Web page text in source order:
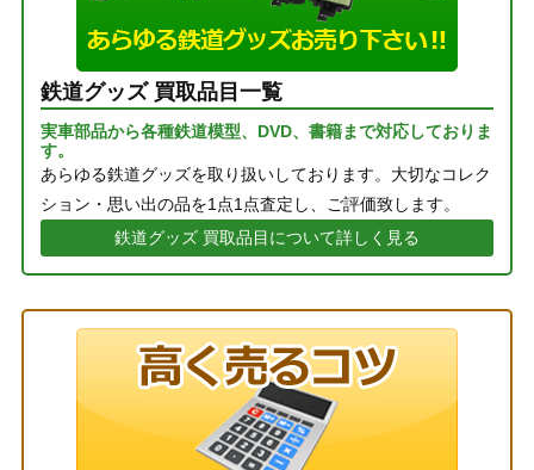
鉄道グッズ 買取品目一覧
実車部品から各種鉄道模型、DVD、書籍まで対応しておりま
す。
あらゆる鉄道グッズを取り扱いしております。大切なコレク
ション・思い出の品を1点1点査定し、ご評価致します。
鉄道グッズ 買取品目について詳しく見る